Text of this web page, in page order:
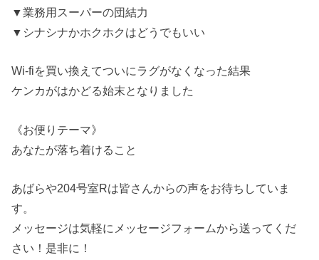
▼業務用スーパーの団結力
▼シナシナかホクホクはどうでもいい
Wi-fiを買い換えてついにラグがなくなった結果
ケンカがはかどる始末となりました
《お便りテーマ》
あなたが落ち着けること
あばらや204号室Rは皆さんからの声をお待ちしていま
す。
メッセージは気軽にメッセージフォームから送ってくだ
さい！是非に！